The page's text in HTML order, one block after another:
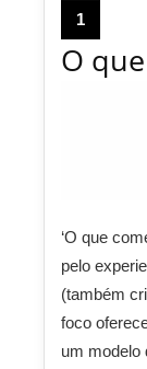
1
O
‘O que
pelo
(também
foco
um modelo